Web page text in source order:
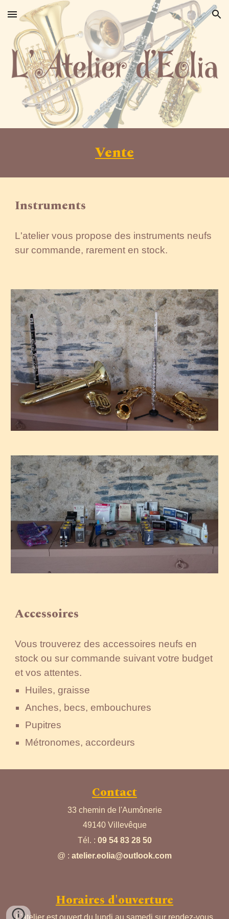
Skip to main content Skip to navigation
Vente
Instruments
L'atelier vous propose des instruments neufs
sur commande, rarement en stock.
Accessoires
Vous trouverez des accessoires neufs en
stock ou sur commande suivant votre budget
et vos attentes.
Huiles, graisse
Anches, becs, embouchures
Pupitres
Métronomes, accordeurs
Contact
33 chemin de l'Aumônerie
49140 Villevêque
Tél. : 09 54 83 28 50
@ : atelier.eolia@outlook.com
Horaires d'ouverture